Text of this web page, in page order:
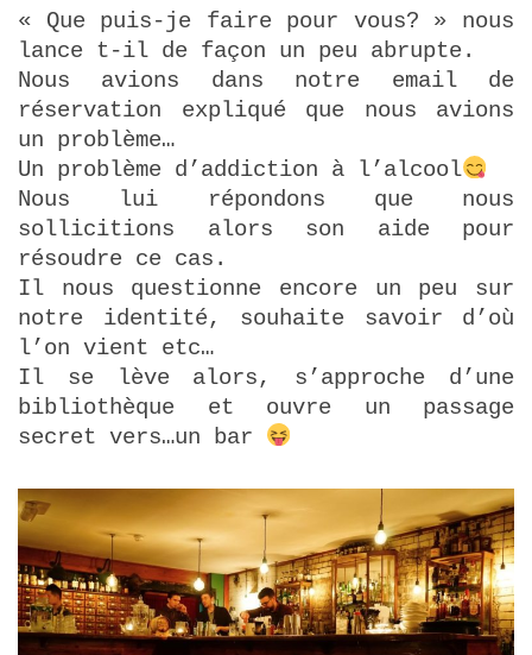
« Que puis-je faire pour vous? » nous
lance t-il de façon un peu abrupte.
Nous avions dans notre email de
réservation expliqué que nous avions
un problème…
Un problème d’addiction à l’alcool
Nous lui répondons que nous
sollicitions alors son aide pour
résoudre ce cas.
Il nous questionne encore un peu sur
notre identité, souhaite savoir d’où
l’on vient etc…
Il se lève alors, s’approche d’une
bibliothèque et ouvre un passage
secret vers…un bar